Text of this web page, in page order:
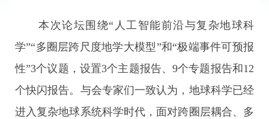
本次论坛围绕“人工智能前沿与复杂地球科
学”“多圈层跨尺度地学大模型”和“极端事件可预报
性”3个议题，设置3个主题报告、9个专题报告和12
个快闪报告。与会专家们一致认为，地球科学已经
进入复杂地球系统科学时代，面对跨圈层耦合、多